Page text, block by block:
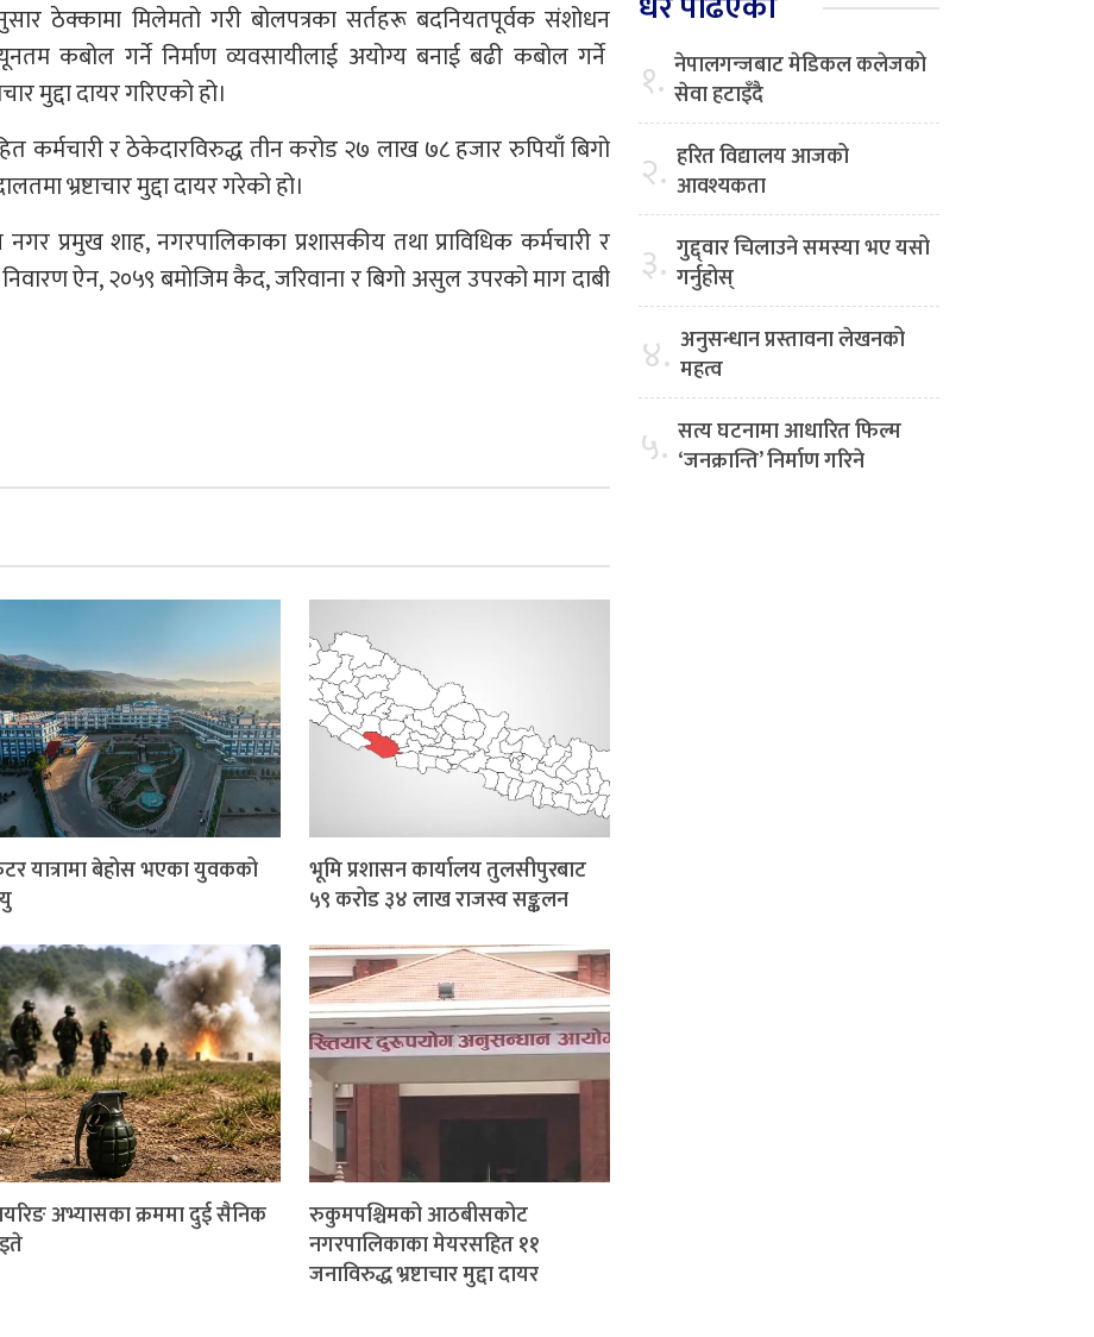
ठेक्कामा मिलेमतो गरी बोलपत्रका सर्तहरू बदनियतपूर्वक संशोधन
कबोल गर्ने निर्माण व्यवसायीलाई अयोग्य बनाई बढी कबोल गर्ने
मुद्दा दायर गरिएको हो।
कर्मचारी र ठेकेदारविरुद्ध तीन करोड २७ लाख ७८ हजार रुपियाँ बिगो
भ्रष्टाचार मुद्दा दायर गरेको हो।
प्रमुख शाह, नगरपालिकाका प्रशासकीय तथा प्राविधिक कर्मचारी र
निवारण ऐन, २०५९ बमोजिम कैद, जरिवाना र बिगो असुल उपरको माग दाबी
यात्रामा बेहोस भएका युवकको
भूमि प्रशासन कार्यालय तुलसीपुरबाट
५९ करोड ३४ लाख राजस्व सङ्कलन
अभ्यासका क्रममा दुई सैनिक
रुकुमपश्चिमको आठबीसकोट
नगरपालिकाका मेयरसहित ११
जनाविरुद्ध भ्रष्टाचार मुद्दा दायर
१. नेपालगन्जबाट मेडिकल कलेजको
सेवा हटाइँदै
२. हरित विद्यालय आजको
आवश्यकता
३. गुद्द्वार चिलाउने समस्या भए यसो
गर्नुहोस्
४. अनुसन्धान प्रस्तावना लेखनको
महत्व
५. सत्य घटनामा आधारित फिल्म
‘जनक्रान्ति’ निर्माण गरिने